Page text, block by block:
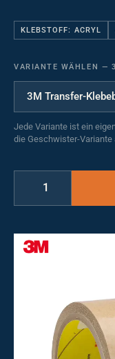
KLEBSTOFF: ACRYL
VARIANTE WÄHLEN —
Jede Variante ist ein
die Geschwister-Variante